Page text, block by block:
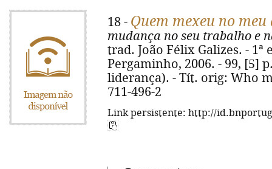
18 - Quem mexeu no meu
mudança no seu trabalho e
trad. João Félix Galizes. - 1ª
Pergaminho, 2006. - 99, [5]
liderança). - Tít. orig: Who
711-496-2
Link persistente: http://